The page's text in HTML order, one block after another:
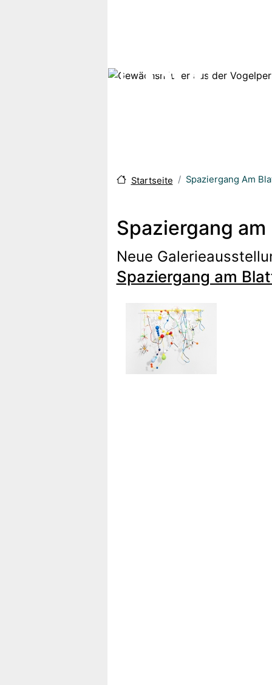
Startseite Spaziergang Am
Spaziergang
Neue
Spaziergang am